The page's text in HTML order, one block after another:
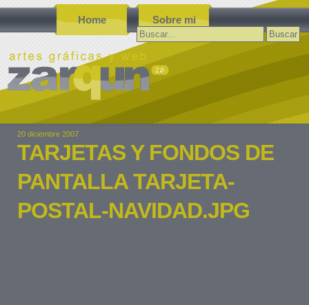
Home Sobre mi
Buscar:
20 diciembre 2007
TARJETAS Y FONDOS DE
PANTALLA TARJETA-
POSTAL-NAVIDAD.JPG